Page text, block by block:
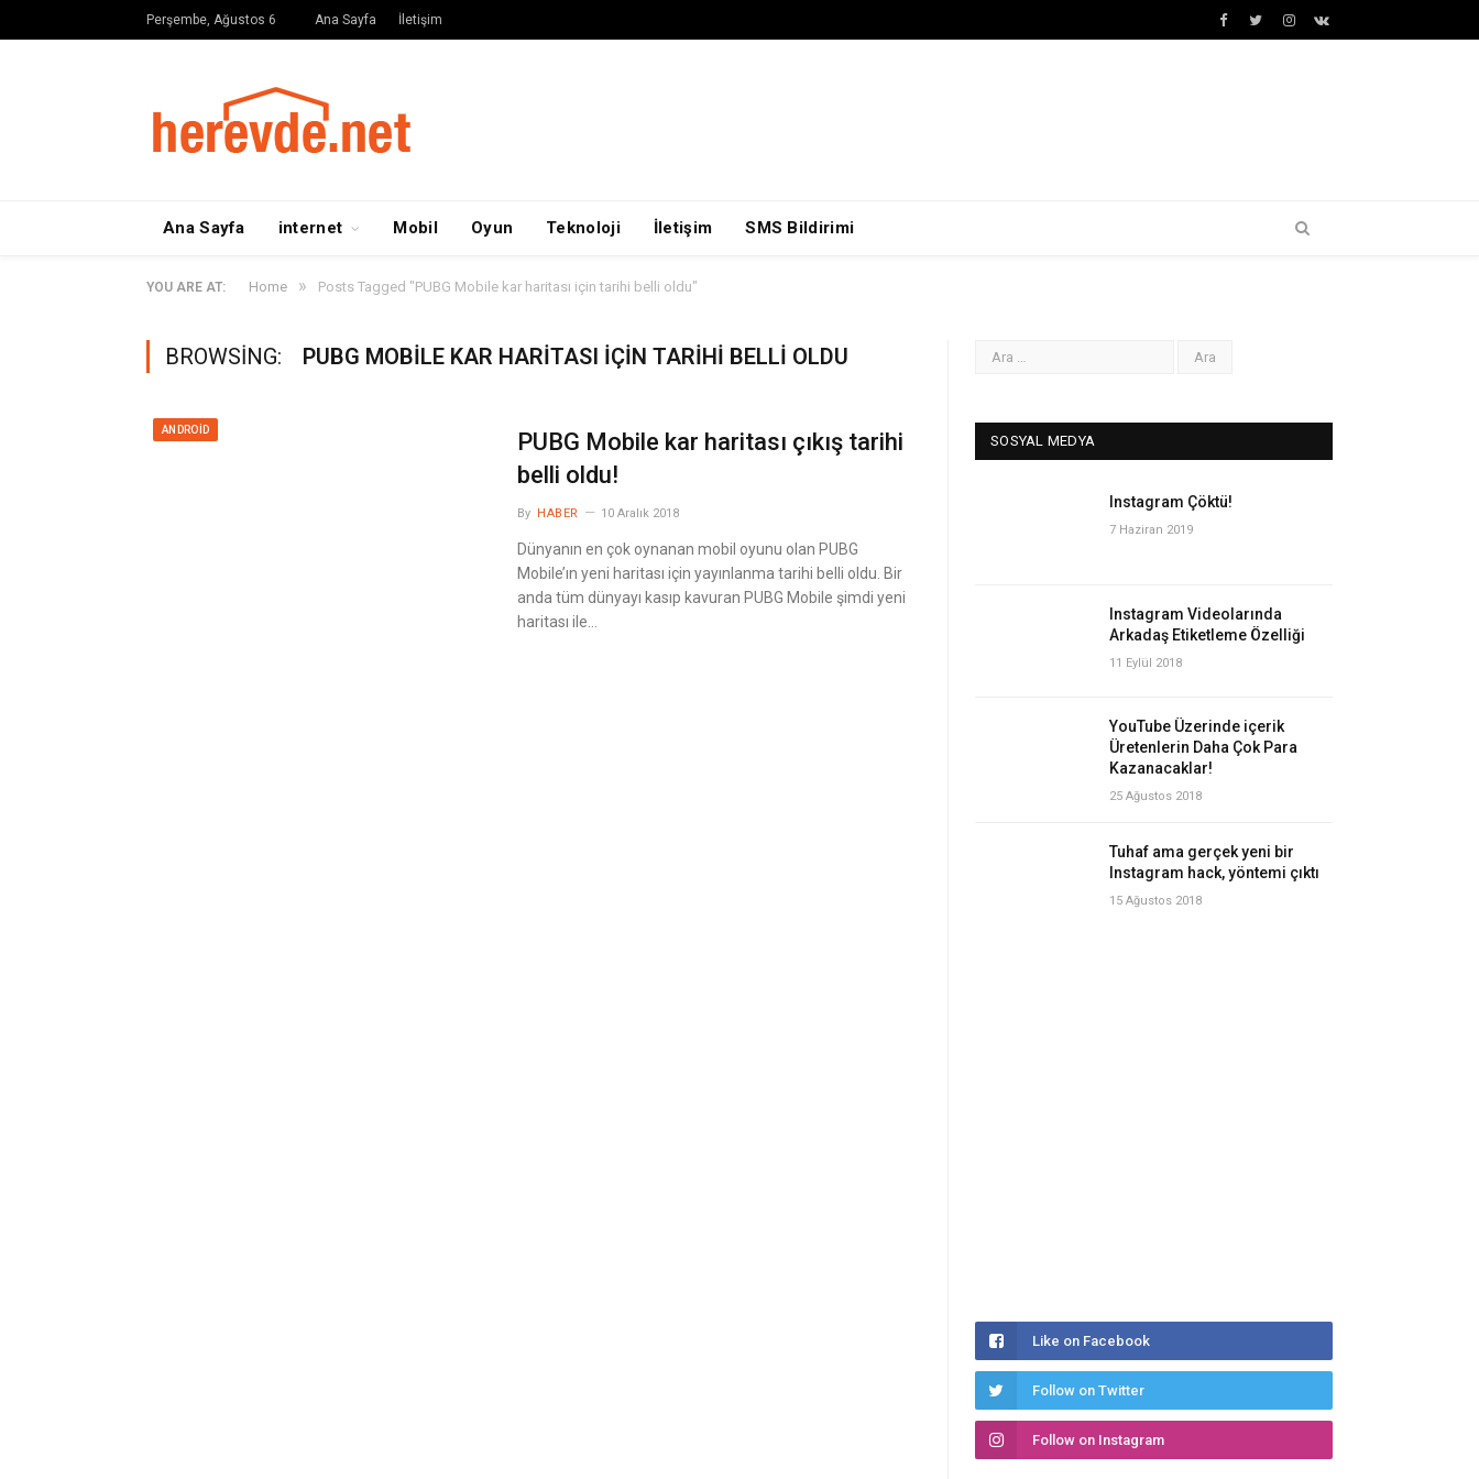
Perşembe, Ağustos 6 Ana Sayfa İletişim Facebook
Twitterİnstagram+
VK
Ana Sayfa internet Mobil Oyun Teknoloji İletişim SMS Bildirimi
YOU ARE AT: Home » Posts Tagged "PUBG Mobile kar haritası için tarihi belli oldu"
BROWSING: PUBG MOBILE KAR HARITASI IÇIN TARIHI BELLI OLDU
ANDROID
PUBG Mobile kar haritası çıkış tarihi
belli oldu!
By HABER 10 Aralık 2018
Dünyanın en çok oynanan mobil oyunu olan PUBG
Mobile’ın yeni haritası için yayınlanma tarihi belli oldu. Bir
anda tüm dünyayı kasıp kavuran PUBG Mobile şimdi yeni
haritası ile…
SOSYAL MEDYA
Instagram Çöktü!
7 Haziran 2019
Instagram Videolarında
Arkadaş Etiketleme Özelliği
11 Eylül 2018
YouTube Üzerinde içerik
Üretenlerin Daha Çok Para
Kazanacaklar!
25 Ağustos 2018
Tuhaf ama gerçek yeni bir
Instagram hack, yöntemi çıktı
15 Ağustos 2018
Like on Facebook
Follow on Twitter
Follow on Instagram